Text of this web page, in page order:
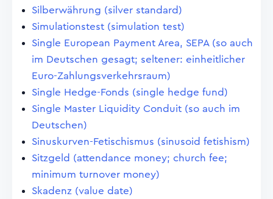
Silberwährung (silver standard)
Simulationstest (simulation test)
Single European Payment Area, SEPA (so auch
im Deutschen gesagt; seltener: einheitlicher
Euro-Zahlungsverkehrsraum)
Single Hedge-Fonds (single hedge fund)
Single Master Liquidity Conduit (so auch im
Deutschen)
Sinuskurven-Fetischismus (sinusoid fetishism)
Sitzgeld (attendance money; church fee;
minimum turnover money)
Skadenz (value date)